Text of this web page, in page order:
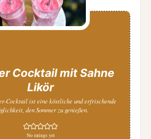
Cocktail mit Sahne
Likör
Cocktail ist eine köstliche und erfrischende
den Sommer zu genießen.
No ratings yet